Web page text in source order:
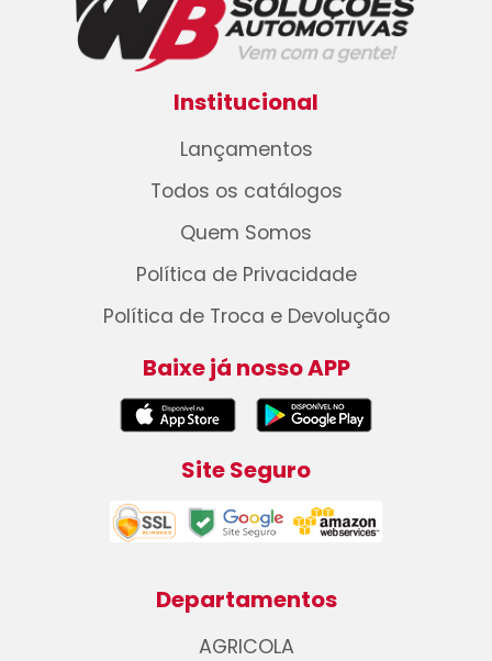
Institucional
Lançamentos
Todos os catálogos
Quem Somos
Política de Privacidade
Política de Troca e Devolução
Baixe já nosso APP
Site Seguro
Departamentos
AGRICOLA